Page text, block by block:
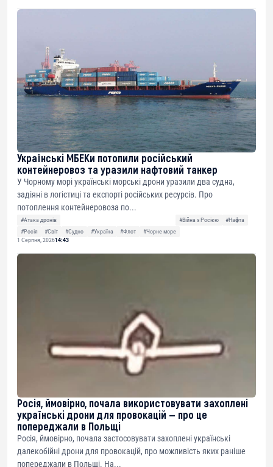
Українські МБЕКи потопили російський
контейнеровоз та уразили нафтовий танкер
У Чорному морі українські морські дрони уразили два судна,
задіяні в логістиці та експорті російських ресурсів. Про
потоплення контейнеровоза по...
#Атака дронів #Війна з Росією
#Нафта
#Росія
#Світ #Судно #Україна #Флот
#Чорне море
1 Серпня, 202614:43
Росія, ймовірно, почала використовувати захоплені
українські дрони для провокацій — про це
попереджали в Польщі
Росія, ймовірно, почала застосовувати захоплені українські
далекобійні дрони для провокацій, про можливість яких раніше
попереджали в Польщі. На...